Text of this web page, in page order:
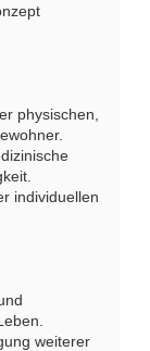
physischen,
individuellen
weiterer